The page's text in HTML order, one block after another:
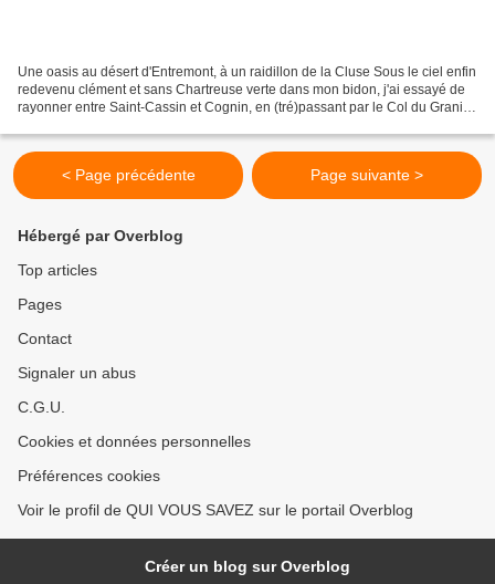
Une oasis au désert d'Entremont, à un raidillon de la Cluse Sous le ciel enfin
redevenu clément et sans Chartreuse verte dans mon bidon, j'ai essayé de
rayonner entre Saint-Cassin et Cognin, en (tré)passant par le Col du Granier,
< Page précédente Page suivante >
Hébergé par Overblog
Top articles
Pages
Contact
Signaler un abus
C.G.U.
Cookies et données personnelles
Préférences cookies
Voir le profil de QUI VOUS SAVEZ sur le portail Overblog
Créer un blog sur Overblog